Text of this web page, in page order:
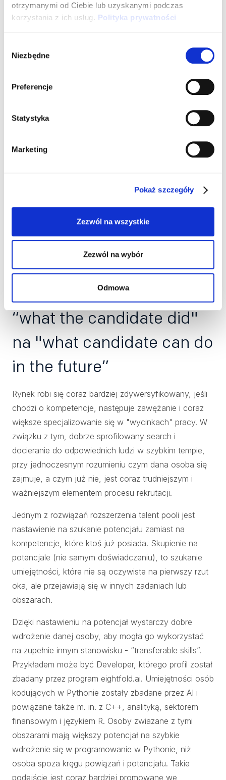
otrzymanymi od Ciebie lub uzyskanymi podczas
korzystania z ich usług. Polityka prywatności
zgody
Niezbędne
Preferencje
Statystyka
Marketing
Pokaż szczegóły
Zezwól na wszystkie
Zezwól na wybór
Odmowa
nad wdrożeniem nowego procesu, usprawnienia, czy
zmiany, która wyszła z inicjatywy firmy lub zespołu.
Bees, w którą mogły zaangażować się osoby
kompetencje z zakresu analityki. Cały cykl jest w
trakcie budowania planów dla analizy danych całej
organizacji, poszczególnych procesów, czy usług.
4. Search i sourcing -
zmiana nastawienia z
“what the candidate did"
na "what candidate can do
in the future”
Rynek robi się coraz bardziej zdywersyfikowany, jeśli
chodzi o kompetencje, następuje zawężanie i coraz
większe specjalizowanie się w "wycinkach" pracy. W
związku z tym, dobrze sprofilowany search i
docieranie do odpowiednich ludzi w szybkim tempie,
przy jednoczesnym rozumieniu czym dana osoba się
zajmuje, a czym już nie, jest coraz trudniejszym i
ważniejszym elementem procesu rekrutacji.
Jednym z rozwiązań rozszerzenia talent pooli jest
nastawienie na szukanie potencjału zamiast na
kompetencje, które ktoś już posiada. Skupienie na
potencjale (nie samym doświadczeniu), to szukanie
umiejętności, które nie są oczywiste na pierwszy rzut
oka, ale przejawiają się w innych zadaniach lub
obszarach.
Dzięki nastawieniu na potencjał wystarczy dobre
wdrożenie danej osoby, aby mogła go wykorzystać
na zupełnie innym stanowisku - “transferable skills”.
Przykładem może być Developer, którego profil został
zbadany przez program eightfold.ai. Umiejętności osób
kodujących w Pythonie zostały zbadane przez AI i
powiązane także m. in. z C++, analityką, sektorem
finansowym i językiem R. Osoby zwiazane z tymi
obszarami mają większy potencjał na szybkie
wdrożenie się w programowanie w Pythonie, niż
osoba spoza kręgu powiązań i potencjału. Takie
podejście jest coraz bardziej promowane we